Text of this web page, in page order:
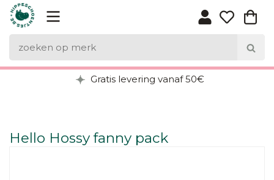
Gratis levering vanaf 50€
Hello Hossy fanny pack